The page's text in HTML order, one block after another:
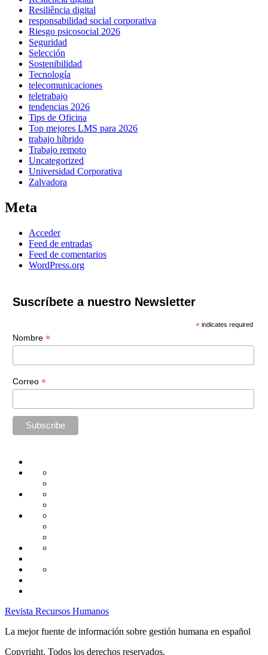
Resiliência digital
responsabilidad social corporativa
Riesgo psicosocial 2026
Seguridad
Selección
Sostenibilidad
Tecnología
telecomunicaciones
teletrabajo
tendencias 2026
Tips de Oficina
Top mejores LMS para 2026
trabajo híbrido
Trabajo remoto
Uncategorized
Universidad Corporativa
Zalvadora
Meta
Acceder
Feed de entradas
Feed de comentarios
WordPress.org
Suscríbete a nuestro Newsletter
* indicates required
Nombre *
Correo *
Administración
Capacitación
Desarrollo
Gestión
Laborales
Selección
Revista Recursos Humanos
La mejor fuente de información sobre gestión humana en español
Copyright. Todos los derechos reservados.